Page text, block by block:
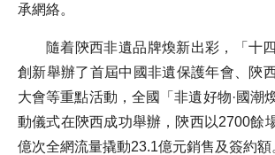
承網絡。
隨着陝西非遺品牌煥新出彩，「十
創新舉辦了首屆中國非遺保護年會、陝
大會等重點活動，全國「非遺好物·國潮
動儀式在陝西成功舉辦，陝西以2700餘
億次全網流量撬動23.1億元銷售及簽約額